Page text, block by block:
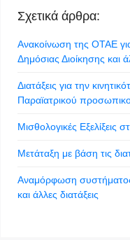
Σχετικά άρθρα:
Ανακοίνωση της ΟΤΑΕ
Δημόσιας Διοίκησης και
Διατάξεις για την
Παραϊατρικού
Μισθολογικές Εξελίξεις
Μετάταξη με βάση τις
Αναμόρφωση
και άλλες διατάξεις